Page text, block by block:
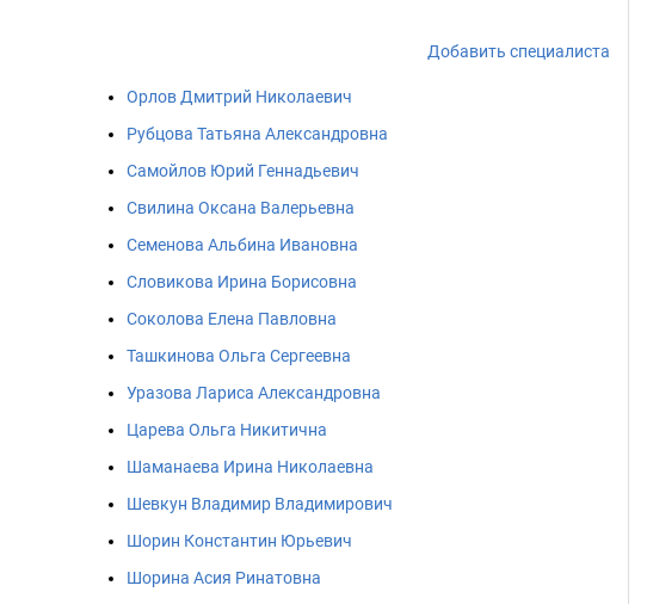
Добавить специалиста
Орлов Дмитрий Николаевич
Рубцова Татьяна Александровна
Самойлов Юрий Геннадьевич
Свилина Оксана Валерьевна
Семенова Альбина Ивановна
Словикова Ирина Борисовна
Соколова Елена Павловна
Ташкинова Ольга Сергеевна
Уразова Лариса Александровна
Царева Ольга Никитична
Шаманаева Ирина Николаевна
Шевкун Владимир Владимирович
Шорин Константин Юрьевич
Шорина Асия Ринатовна